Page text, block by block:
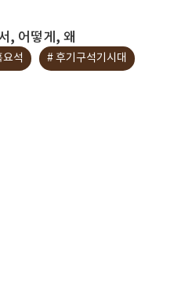
, 어떻게, 왜
석 # 후기구석기시대